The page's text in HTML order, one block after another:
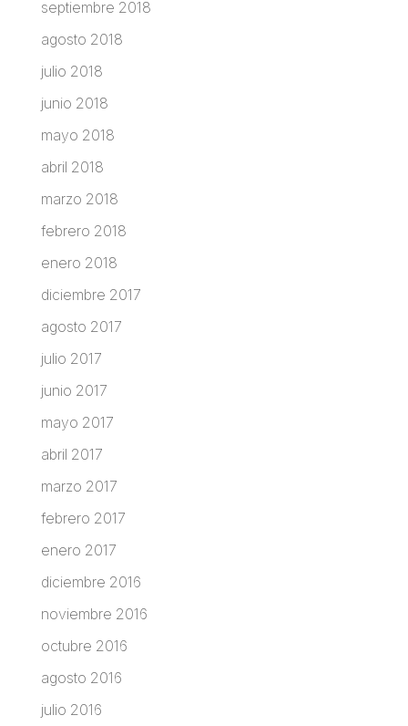
septiembre 2018
agosto 2018
julio 2018
junio 2018
mayo 2018
abril 2018
marzo 2018
febrero 2018
enero 2018
diciembre 2017
agosto 2017
julio 2017
junio 2017
mayo 2017
abril 2017
marzo 2017
febrero 2017
enero 2017
diciembre 2016
noviembre 2016
octubre 2016
agosto 2016
julio 2016